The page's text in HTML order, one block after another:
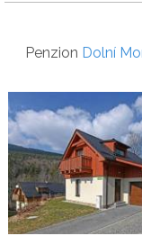
Penzion Dolní